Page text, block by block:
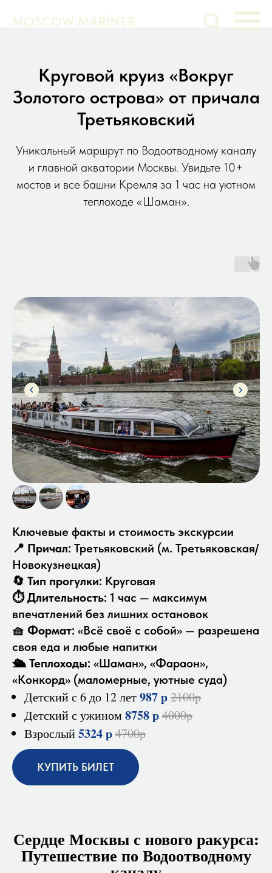
MOSCOW MARINER
Круговой круиз «Вокруг
Золотого острова» от причала
Третьяковский
Уникальный маршрут по Водоотводному каналу
и главной акватории Москвы. Увидьте 10+
мостов и все башни Кремля за 1 час на уютном
теплоходе «Шаман».
Ключевые факты и стоимость экскурсии
📍 Причал: Третьяковский (м. Третьяковская/
Новокузнецкая)
🔄 Тип прогулки: Круговая
⏱Длительность: 1 час — максимум
впечатлений без лишних остановок
🧺 Формат: «Всё своё с собой» — разрешена
своя еда и любые напитки
🛳Теплоходы: «Шаман», «Фараон»,
«Конкорд» (маломерные, уютные суда)
Детский с 6 до 12 лет987 р2100р
Детский с ужином 8758 р4000р
Взрослый5324 р4700р
КУПИТЬ БИЛЕТ
Сердце Москвы с нового ракурса:
Путешествие по Водоотводному